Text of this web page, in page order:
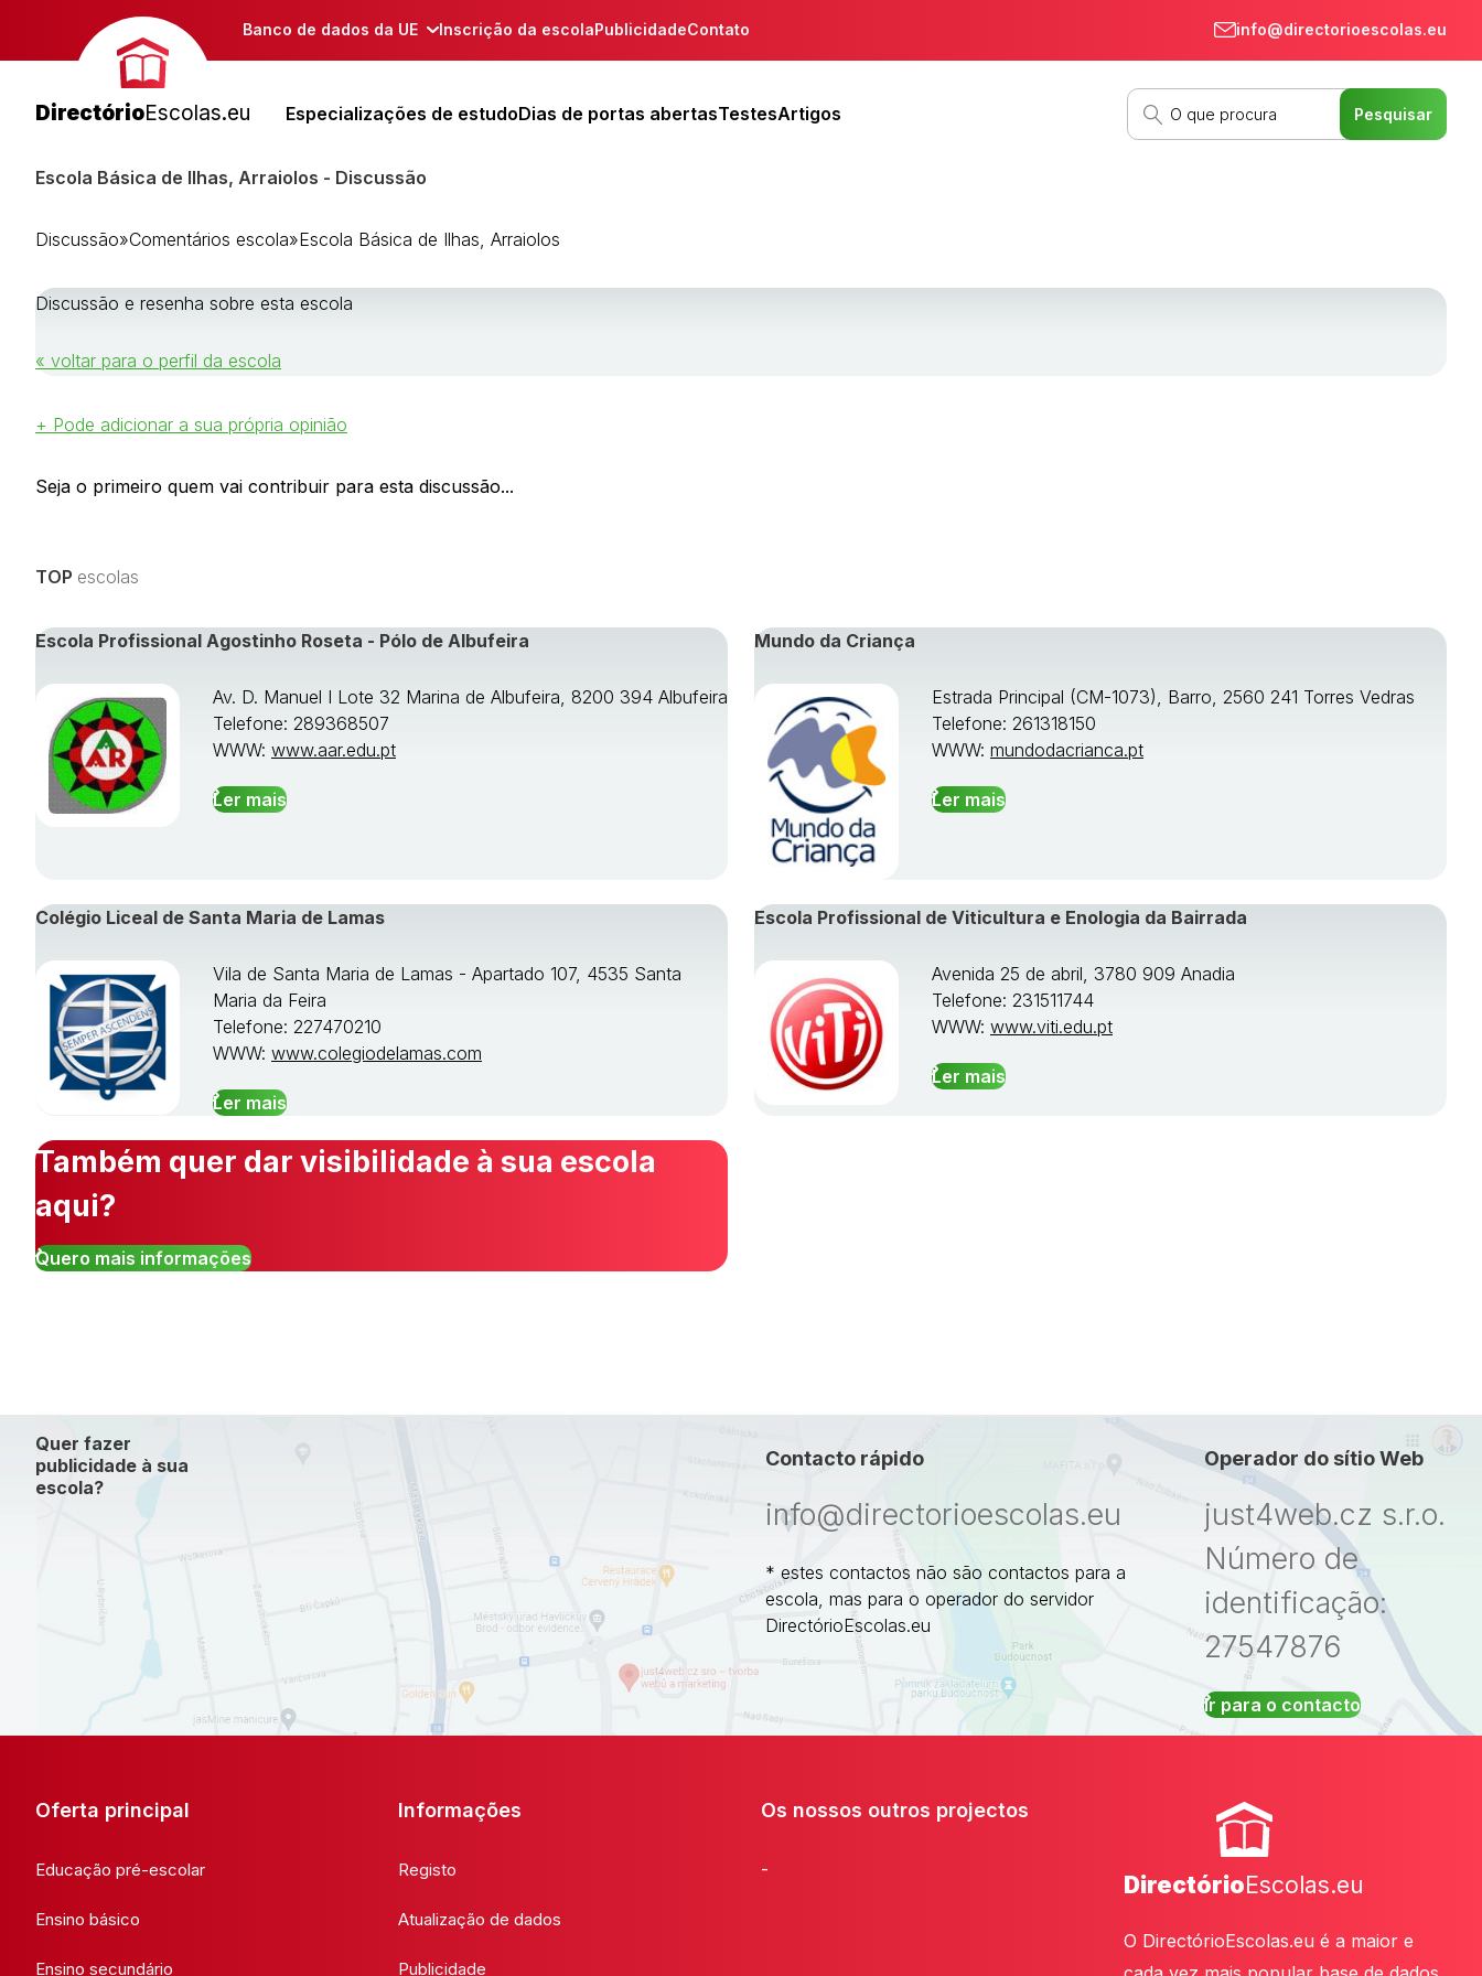
Banco de dados da UE Inscrição da escolaPublicidadeContato info@directorioescolas.eu
DirectórioEscolas.eu Especializações de estudoDias de portas abertasTestesArtigos
Escola Básica de Ilhas, Arraiolos - Discussão
Discussão»Comentários escola»Escola Básica de Ilhas, Arraiolos
Discussão e resenha sobre esta escola
« voltar para o perfil da escola
+ Pode adicionar a sua própria opinião
Seja o primeiro quem vai contribuir para esta discussão...
TOP escolas
Escola Profissional Agostinho Roseta - Pólo de Albufeira
Av. D. Manuel I Lote 32 Marina de Albufeira, 8200 394 Albufeira
Telefone: 289368507
WWW: www.aar.edu.pt
Ler mais
Mundo da Criança
Estrada Principal (CM-1073), Barro, 2560 241 Torres Vedras
Telefone: 261318150
WWW: mundodacrianca.pt
Ler mais
Colégio Liceal de Santa Maria de Lamas
Vila de Santa Maria de Lamas - Apartado 107, 4535 Santa
Maria da Feira
Telefone: 227470210
WWW: www.colegiodelamas.com
Ler mais
Escola Profissional de Viticultura e Enologia da Bairrada
Avenida 25 de abril, 3780 909 Anadia
Telefone: 231511744
WWW: www.viti.edu.pt
Ler mais
Também quer dar visibilidade à sua escola
aqui?
Quero mais informações
Quer fazer
publicidade à sua
escola?
Contacto rápido
info@directorioescolas.eu
* estes contactos não são contactos para a
escola, mas para o operador do servidor
DirectórioEscolas.eu
Operador do sítio Web
just4web.cz s.r.o.
Número de
identificação:
27547876
Ir para o contacto
Oferta principal
Educação pré-escolar
Ensino básico
Ensino secundário
Informações
Registo
Atualização de dados
Publicidade
Os nossos outros projectos
-
DirectórioEscolas.eu
O DirectórioEscolas.eu é a maior e